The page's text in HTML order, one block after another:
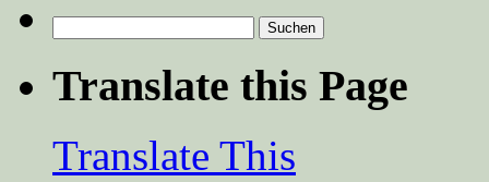
nach:
Translate this Page
Translate This